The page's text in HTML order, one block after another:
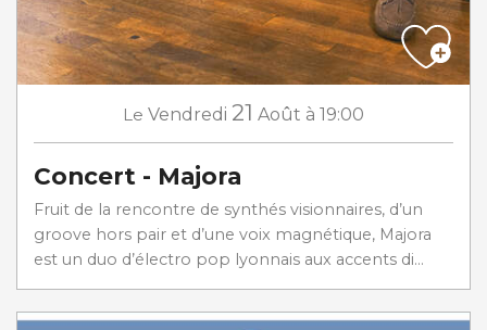
Le Vendredi 21 Août à 19:00
Concert - Majora
Fruit de la rencontre de synthés visionnaires, d’un
groove hors pair et d’une voix magnétique, Majora
est un duo d’électro pop lyonnais aux accents di...